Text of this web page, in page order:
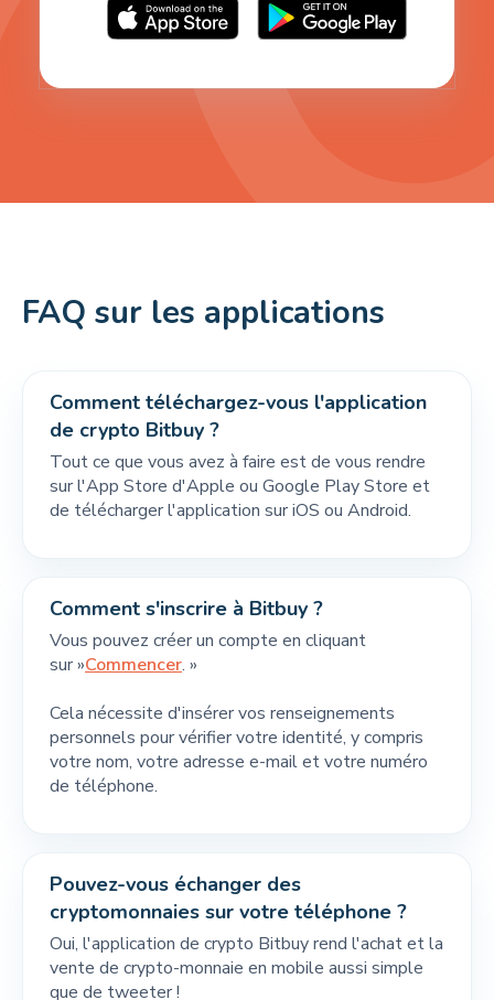
FAQ sur les applications
Comment téléchargez-vous l'application
de crypto Bitbuy ?
Tout ce que vous avez à faire est de vous rendre
sur l'App Store d'Apple ou Google Play Store et
de télécharger l'application sur iOS ou Android.
Comment s'inscrire à Bitbuy ?
Vous pouvez créer un compte en cliquant
sur »Commencer. »
Cela nécessite d'insérer vos renseignements
personnels pour vérifier votre identité, y compris
votre nom, votre adresse e-mail et votre numéro
de téléphone.
Pouvez-vous échanger des
cryptomonnaies sur votre téléphone ?
Oui, l'application de crypto Bitbuy rend l'achat et la
vente de crypto-monnaie en mobile aussi simple
que de tweeter !